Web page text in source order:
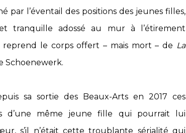
par l’éventail des positions des jeunes filles,
tranquille adossé au mur à l’étirement
le corps offert – mais mort – de La
Schoenewerk.
sa sortie des Beaux-Arts en 2017 ces
d’une même jeune fille qui pourrait lui
s’il n’était cette troublante sérialité qui